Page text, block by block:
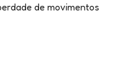
de movimentos